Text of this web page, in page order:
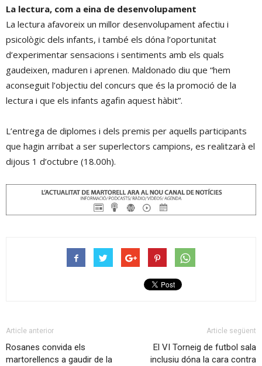
La lectura, com a eina de desenvolupament
La lectura afavoreix un millor desenvolupament afectiu i
psicològic dels infants, i també els dóna l’oportunitat
d’experimentar sensacions i sentiments amb els quals
gaudeixen, maduren i aprenen. Maldonado diu que “hem
aconseguit l’objectiu del concurs que és la promoció de la
lectura i que els infants agafin aquest hàbit”.
L’entrega de diplomes i dels premis per aquells participants
que hagin arribat a ser superlectors campions, es realitzarà el
dijous 1 d’octubre (18.00h).
Article anterior
Rosanes convida els
martorellencs a gaudir de la
Article següent
El VI Torneig de futbol sala
inclusiu dóna la cara contra